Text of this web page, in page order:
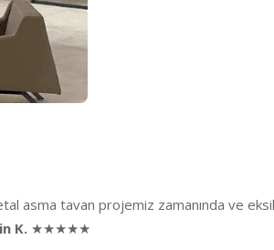
asma tavan projemiz zamanında ve
K. ★★★★★